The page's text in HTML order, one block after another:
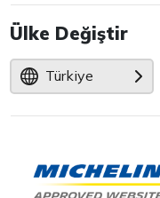
Ülke Değiştir
Türkiye